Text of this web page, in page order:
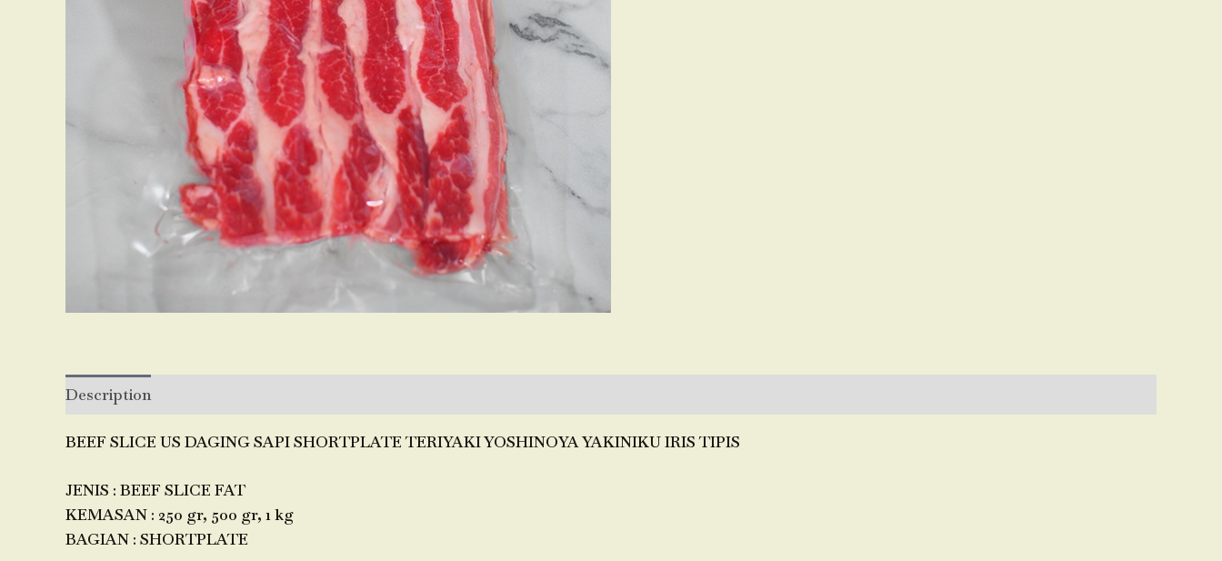
Description
BEEF SLICE US DAGING SAPI SHORTPLATE TERIYAKI YOSHINOYA YAKINIKU IRIS TIPIS
JENIS : BEEF SLICE FAT
KEMASAN : 250 gr, 500 gr, 1 kg
BAGIAN : SHORTPLATE